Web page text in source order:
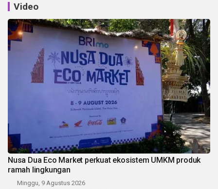
Video
Nusa Dua Eco Market perkuat ekosistem UMKM produk
ramah lingkungan
Minggu, 9 Agustus 2026